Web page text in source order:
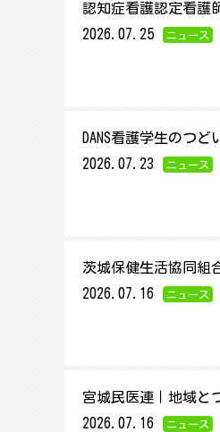
認知症看護認定看
2026.07.25
ニュース
DANS看護学生のつ
2026.07.23
ニュース
茨城保健生活協同組
2026.07.16
ニュース
宮城民医連｜地域と
2026.07.16
ニュース